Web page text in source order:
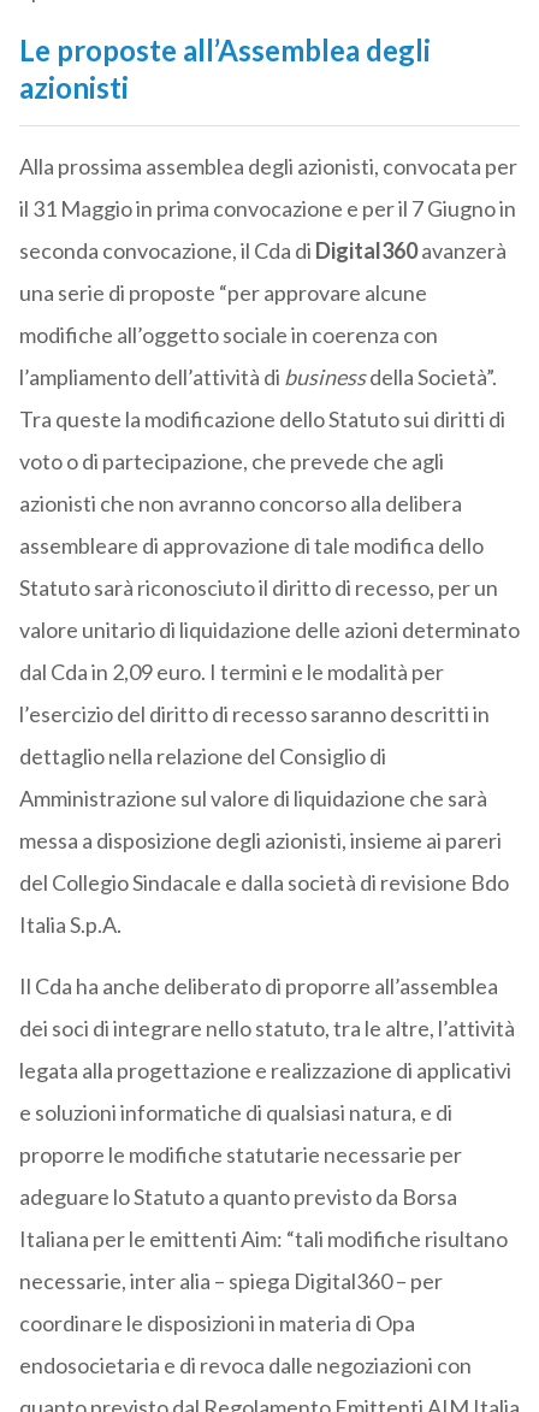
Le proposte all’Assemblea degli
azionisti
Alla prossima assemblea degli azionisti, convocata per
il 31 Maggio in prima convocazione e per il 7 Giugno in
seconda convocazione, il Cda di Digital360avanzerà
una serie di proposte “per approvare alcune
modifiche all’oggetto sociale in coerenza con
l’ampliamento dell’attività di businessdella Società”.
Tra queste la modificazione dello Statuto sui diritti di
voto o di partecipazione, che prevede che agli
azionisti che non avranno concorso alla delibera
assembleare di approvazione di tale modifica dello
Statuto sarà riconosciuto il diritto di recesso, per un
valore unitario di liquidazione delle azioni determinato
dal Cda in 2,09 euro. I termini e le modalità per
l’esercizio del diritto di recesso saranno descritti in
dettaglio nella relazione del Consiglio di
Amministrazione sul valore di liquidazione che sarà
messa a disposizione degli azionisti, insieme ai pareri
del Collegio Sindacale e dalla società di revisione Bdo
Italia S.p.A.
Il Cda ha anche deliberato di proporre all’assemblea
dei soci di integrare nello statuto, tra le altre, l’attività
legata alla progettazione e realizzazione di applicativi
e soluzioni informatiche di qualsiasi natura, e di
proporre le modifiche statutarie necessarie per
adeguare lo Statuto a quanto previsto da Borsa
Italiana per le emittenti Aim: “tali modifiche risultano
necessarie, inter alia – spiega Digital360 – per
coordinare le disposizioni in materia di Opa
endosocietaria e di revoca dalle negoziazioni con